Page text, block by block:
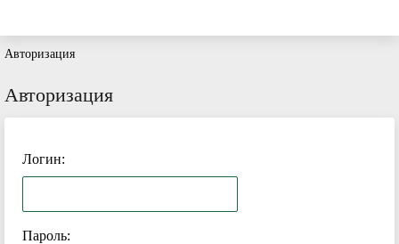
Авторизация
Авторизация
Логин:
Пароль: